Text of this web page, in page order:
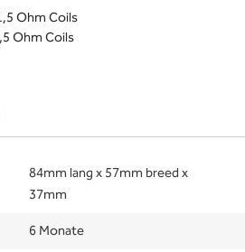
Ohm Coils
Ohm Coils
84mm lang x 57mm breed x
37mm
6 Monate